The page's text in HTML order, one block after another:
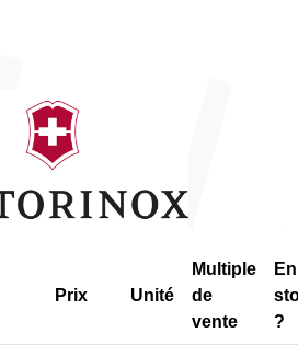
Prix Unité
Multiple
de
vente
En
?